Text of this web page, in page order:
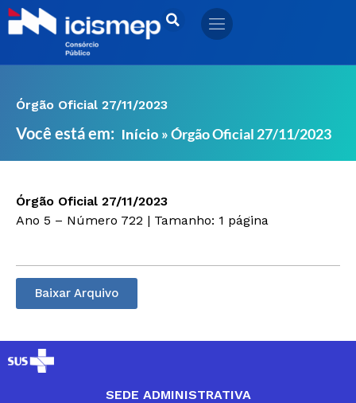
Ir
para
Órgão Oficial 27/11/2023
Você está em: Início »Órgão Oficial 27/11/2023
Órgão Oficial 27/11/2023
Ano 5 – Número 722 | Tamanho: 1 página
Baixar Arquivo
SEDE ADMINISTRATIVA